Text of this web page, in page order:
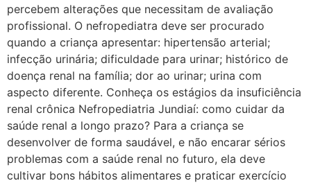
percebem alterações que necessitam de avaliação
profissional. O nefropediatra deve ser procurado
quando a criança apresentar: hipertensão arterial;
infecção urinária; dificuldade para urinar; histórico de
doença renal na família; dor ao urinar; urina com
aspecto diferente. Conheça os estágios da insuficiência
renal crônica Nefropediatria Jundiaí: como cuidar da
saúde renal a longo prazo? Para a criança se
desenvolver de forma saudável, e não encarar sérios
problemas com a saúde renal no futuro, ela deve
cultivar bons hábitos alimentares e praticar exercício